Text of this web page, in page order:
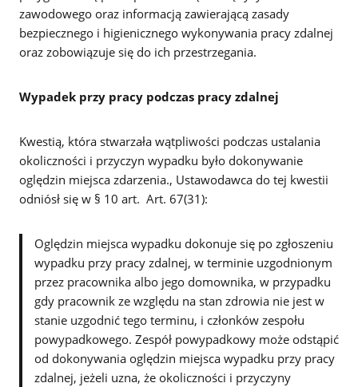
zawodowego oraz informacją zawierającą zasady
bezpiecznego i higienicznego wykonywania pracy zdalnej
oraz zobowiązuje się do ich przestrzegania.
Wypadek przy pracy podczas pracy zdalnej
Kwestią, która stwarzała wątpliwości podczas ustalania
okoliczności i przyczyn wypadku było dokonywanie
oględzin miejsca zdarzenia., Ustawodawca do tej kwestii
odniósł się w § 10 art. Art. 67(31):
Oględzin miejsca wypadku dokonuje się po zgłoszeniu
wypadku przy pracy zdalnej, w terminie uzgodnionym
przez pracownika albo jego domownika, w przypadku
gdy pracownik ze względu na stan zdrowia nie jest w
stanie uzgodnić tego terminu, i członków zespołu
powypadkowego. Zespół powypadkowy może odstąpić
od dokonywania oględzin miejsca wypadku przy pracy
zdalnej, jeżeli uzna, że okoliczności i przyczyny